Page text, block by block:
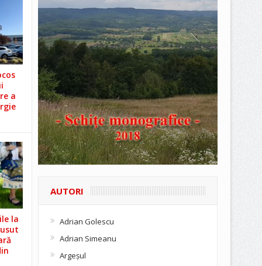
a
la
AUTORI
Adrian Golescu
Adrian Simeanu
Argeşul